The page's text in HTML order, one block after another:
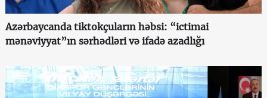
Azərbaycanda tiktokçuların həbsi: “ictimai
mənəviyyat”ın sərhədləri və ifadə azadlığı